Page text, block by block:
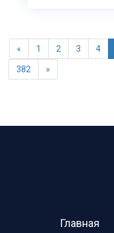
« 1 2 3 4
382 »
Главная